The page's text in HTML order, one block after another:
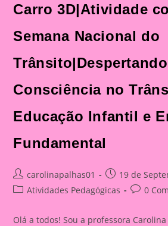
Carro 3D|Atividade
Semana Nacional do
Consciência no
Educação Infantil e
Fundamental
Post
author:
carolinapalhas01
Post
published:
19 de
PostAtividades Pedagógicas
Post0
Olá a todos! Sou a professora